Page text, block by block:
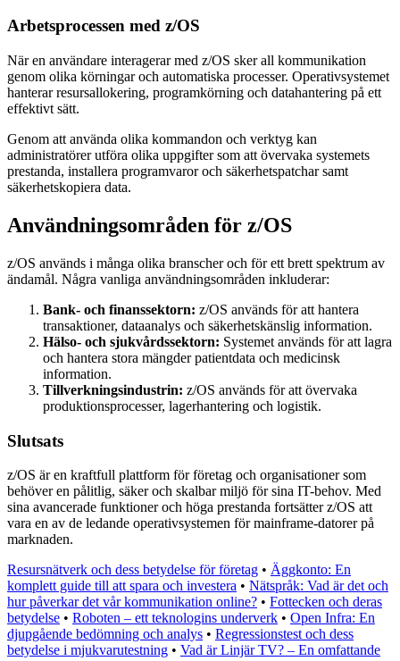
Arbetsprocessen med z/OS
När en användare interagerar med z/OS sker all kommunikation
genom olika körningar och automatiska processer. Operativsystemet
hanterar resursallokering, programkörning och datahantering på ett
effektivt sätt.
Genom att använda olika kommandon och verktyg kan
administratörer utföra olika uppgifter som att övervaka systemets
prestanda, installera programvaror och säkerhetspatchar samt
säkerhetskopiera data.
Användningsområden för z/OS
z/OS används i många olika branscher och för ett brett spektrum av
ändamål. Några vanliga användningsområden inkluderar:
Bank- och finanssektorn: z/OS används för att hantera
transaktioner, dataanalys och säkerhetskänslig information.
Hälso- och sjukvårdssektorn: Systemet används för att lagra
och hantera stora mängder patientdata och medicinsk
information.
Tillverkningsindustrin: z/OS används för att övervaka
produktionsprocesser, lagerhantering och logistik.
Slutsats
z/OS är en kraftfull plattform för företag och organisationer som
behöver en pålitlig, säker och skalbar miljö för sina IT-behov. Med
sina avancerade funktioner och höga prestanda fortsätter z/OS att
vara en av de ledande operativsystemen för mainframe-datorer på
marknaden.
Resursnätverk och dess betydelse för företag • Äggkonto: En
komplett guide till att spara och investera • Nätspråk: Vad är det och
hur påverkar det vår kommunikation online? • Fottecken och deras
betydelse • Roboten – ett teknologins underverk • Open Infra: En
djupgående bedömning och analys • Regressionstest och dess
betydelse i mjukvarutestning • Vad är Linjär TV? – En omfattande